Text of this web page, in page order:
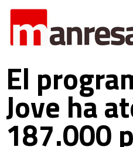
El
Jove ha
187.000